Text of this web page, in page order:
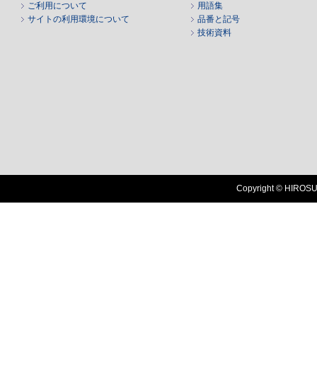
ご利用について
サイトの利用環境について
用語集
品番と記号
技術資料
Copyright ©